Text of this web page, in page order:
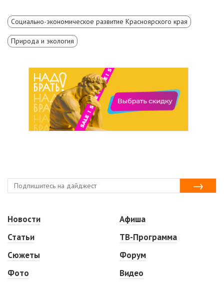
Социально-экономическое развитие Красноярского края
Природа и экология
Новости
Статьи
Сюжеты
Фото
Афиша
ТВ-Программа
Форум
Видео